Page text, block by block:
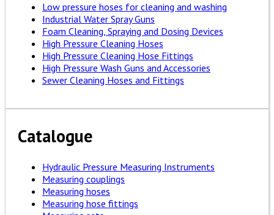
Low pressure hoses for cleaning and washing
Industrial Water Spray Guns
Foam Cleaning, Spraying and Dosing Devices
High Pressure Cleaning Hoses
High Pressure Cleaning Hose Fittings
High Pressure Wash Guns and Accessories
Sewer Cleaning Hoses and Fittings
Catalogue
Hydraulic Pressure Measuring Instruments
Measuring couplings
Measuring hoses
Measuring hose fittings